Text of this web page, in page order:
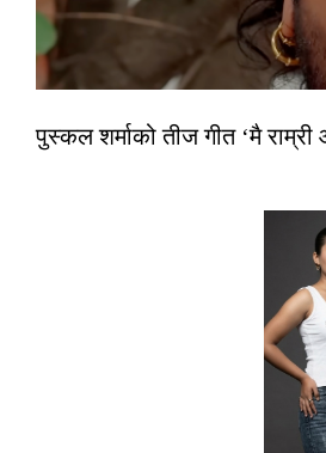
पुस्कल शर्माको तीज गीत ‘मै राम्री